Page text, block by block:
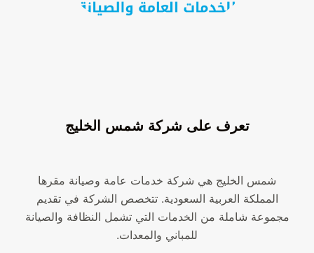
تعرف على شركة شمس الخليج
شمس الخليج هي شركة خدمات عامة وصيانة مقرها
المملكة العربية السعودية. تتخصص الشركة في تقديم
مجموعة شاملة من الخدمات التي تشمل النظافة والصيانة
للمباني والمعدات.